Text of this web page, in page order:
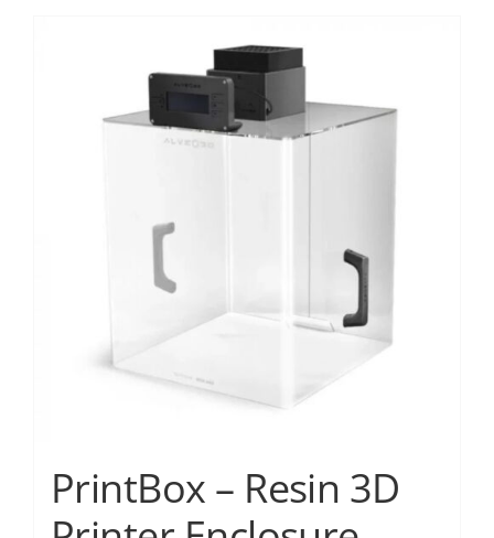
Services
Επικοινωνία
PrintBox – Resin 3D